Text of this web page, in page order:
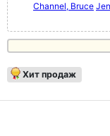
Channel, Bruce
Хит продаж